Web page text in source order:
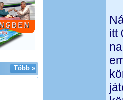
Több »
itt